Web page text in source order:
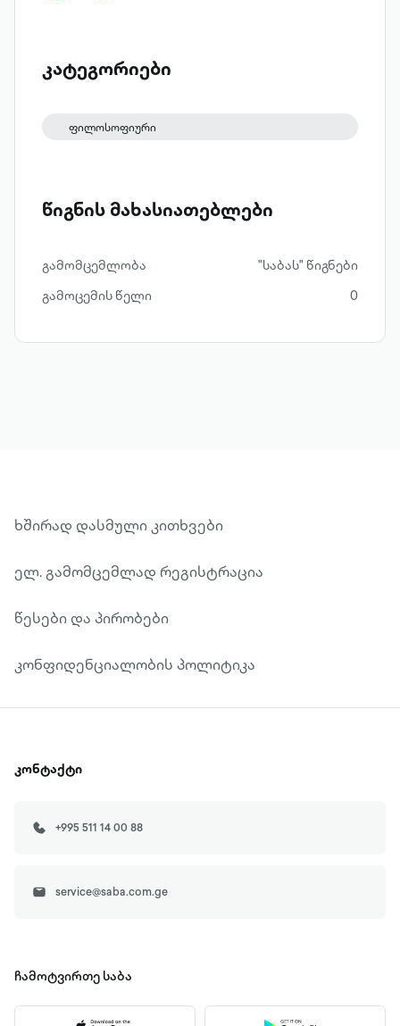
კატეგორიები
ფილოსოფიური
წიგნის მახასიათებლები
გამომცემლობა
"საბას" წიგნები
გამოცემის წელი
0
ხშირად დასმული კითხვები
ელ. გამომცემლად რეგისტრაცია
წესები და პირობები
კონფიდენციალობის პოლიტიკა
კონტაქტი
+995 511 14 00 88
service@saba.com.ge
ჩამოტვირთე საბა